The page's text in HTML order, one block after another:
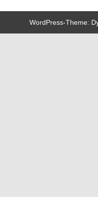
WordPress-Theme: